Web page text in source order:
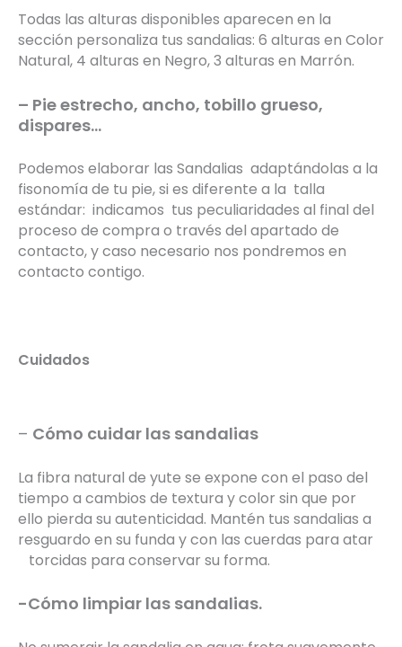
Todas las alturas disponibles aparecen en la
sección personaliza tus sandalias: 6 alturas en Color
Natural, 4 alturas en Negro, 3 alturas en Marrón.
– Pie estrecho, ancho, tobillo grueso,
dispares…
Podemos elaborar las Sandalias adaptándolas a la
fisonomía de tu pie, si es diferente a la talla
estándar: indicamos tus peculiaridades al final del
proceso de compra o través del apartado de
contacto, y caso necesario nos pondremos en
contacto contigo.
Cuidados
– Cómo cuidar las sandalias
La fibra natural de yute se expone con el paso del
tiempo a cambios de textura y color sin que por
ello pierda su autenticidad. Mantén tus sandalias a
resguardo en su funda y con las cuerdas para atar
torcidas para conservar su forma.
-Cómo limpiar las sandalias.